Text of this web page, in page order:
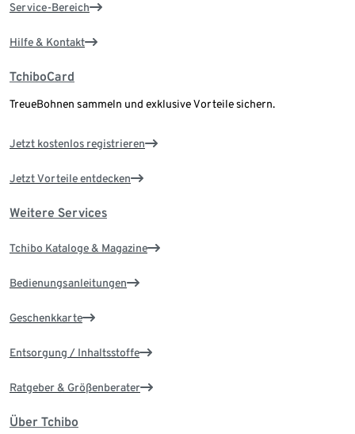
Service-Bereich
Hilfe & Kontakt
TchiboCard
TreueBohnen sammeln und exklusive Vorteile sichern.
Jetzt kostenlos registrieren
Jetzt Vorteile entdecken
Weitere Services
Tchibo Kataloge & Magazine
Bedienungsanleitungen
Geschenkkarte
Entsorgung / Inhaltsstoffe
Ratgeber & Größenberater
Über Tchibo